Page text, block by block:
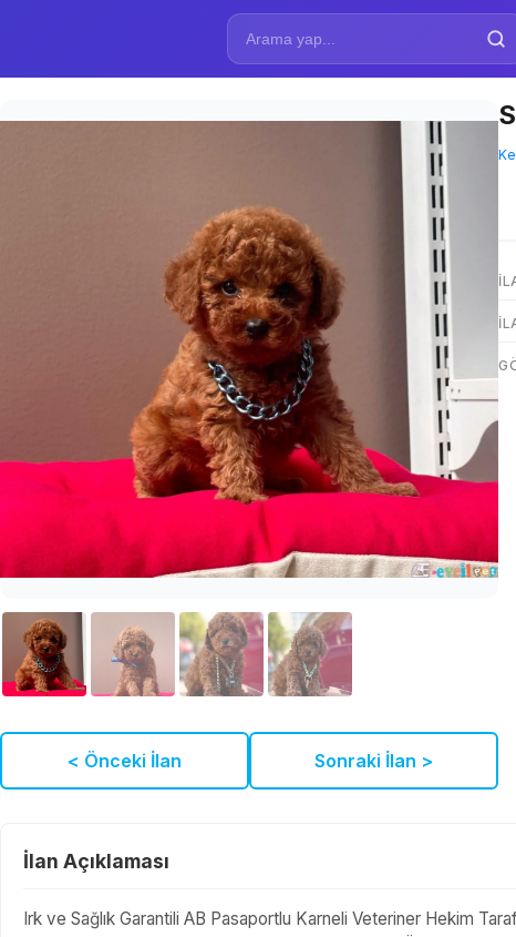
< Önceki İlan Sonraki İlan >
İlan Açıklaması
Irk ve Sağlık Garantili AB Pasaportlu Karneli Veteriner Hekim